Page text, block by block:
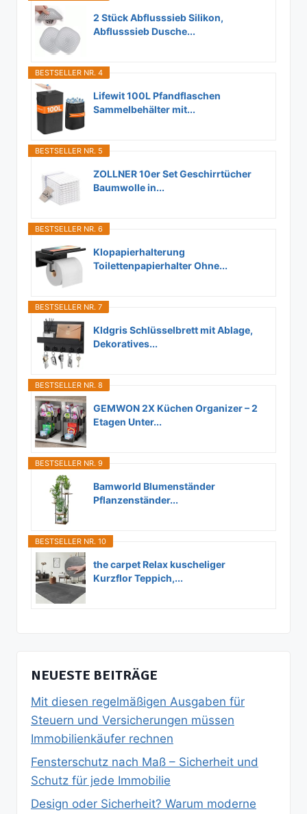
2 Stück Abflusssieb Silikon,
Abflusssieb Dusche...
BESTSELLER NR. 4
Lifewit 100L Pfandflaschen
Sammelbehälter mit...
BESTSELLER NR. 5
ZOLLNER 10er Set Geschirrtücher
Baumwolle in...
BESTSELLER NR. 6
Klopapierhalterung
Toilettenpapierhalter Ohne...
BESTSELLER NR. 7
Kldgris Schlüsselbrett mit Ablage,
Dekoratives...
BESTSELLER NR. 8
GEMWON 2X Küchen Organizer – 2
Etagen Unter...
BESTSELLER NR. 9
Bamworld Blumenständer
Pflanzenständer...
BESTSELLER NR. 10
the carpet Relax kuscheliger
Kurzflor Teppich,...
NEUESTE BEITRÄGE
Mit diesen regelmäßigen Ausgaben für
Steuern und Versicherungen müssen
Immobilienkäufer rechnen
Fensterschutz nach Maß – Sicherheit und
Schutz für jede Immobilie
Design oder Sicherheit? Warum moderne